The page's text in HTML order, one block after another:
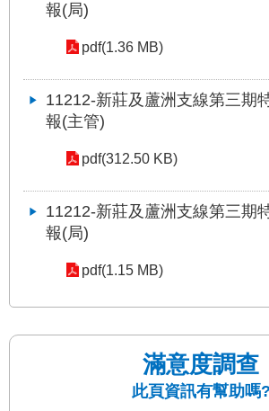
報(局)
pdf(1.36 MB)
11212-新莊及蘆洲支線第三期
報(主管)
pdf(312.50 KB)
11212-新莊及蘆洲支線第三期
報(局)
pdf(1.15 MB)
滿意度調查
此頁資訊有幫助嗎?